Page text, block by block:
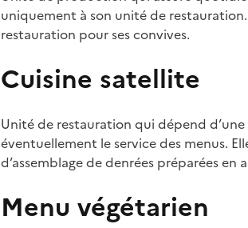
uniquement à son unité de
restauration pour ses convives.
Cuisine satellite
Unité de restauration qui dépend
éventuellement le service des menus.
d’assemblage de denrées préparées
Menu végétarien